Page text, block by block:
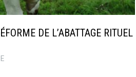
DE L’ABATTAGE RITUEL